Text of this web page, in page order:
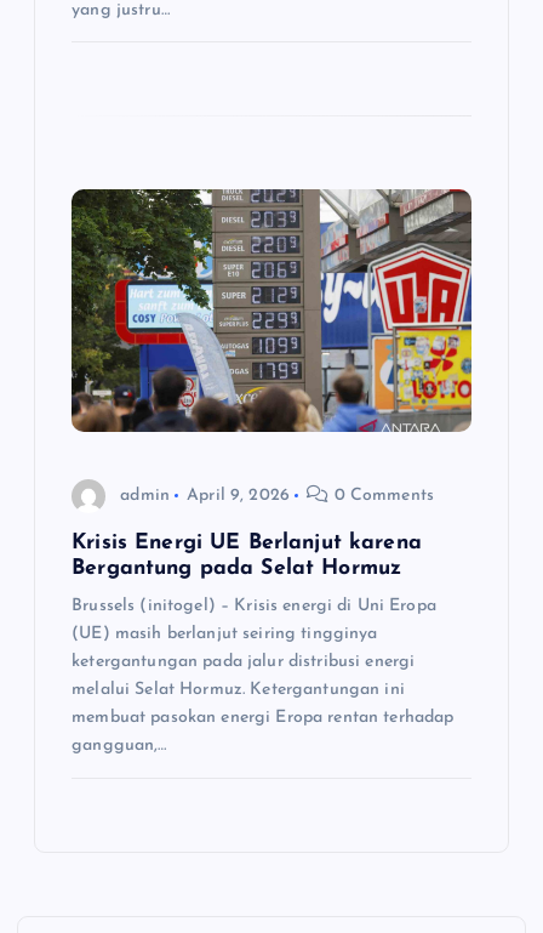
yang justru…
admin April 9, 2026 0 Comments
Krisis Energi UE Berlanjut karena
Bergantung pada Selat Hormuz
Brussels (initogel) – Krisis energi di Uni Eropa
(UE) masih berlanjut seiring tingginya
ketergantungan pada jalur distribusi energi
melalui Selat Hormuz. Ketergantungan ini
membuat pasokan energi Eropa rentan terhadap
gangguan,…